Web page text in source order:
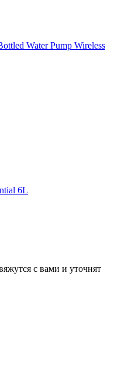
Water Pump Wireless
6L
с вами и уточнят